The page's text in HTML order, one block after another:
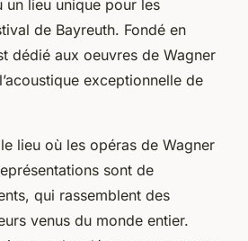
un lieu unique pour les
de Bayreuth. Fondé en
dédié aux oeuvres de Wagner
exceptionnelle de
lieu où les opéras de Wagner
sont de
qui rassemblent des
venus du monde entier.